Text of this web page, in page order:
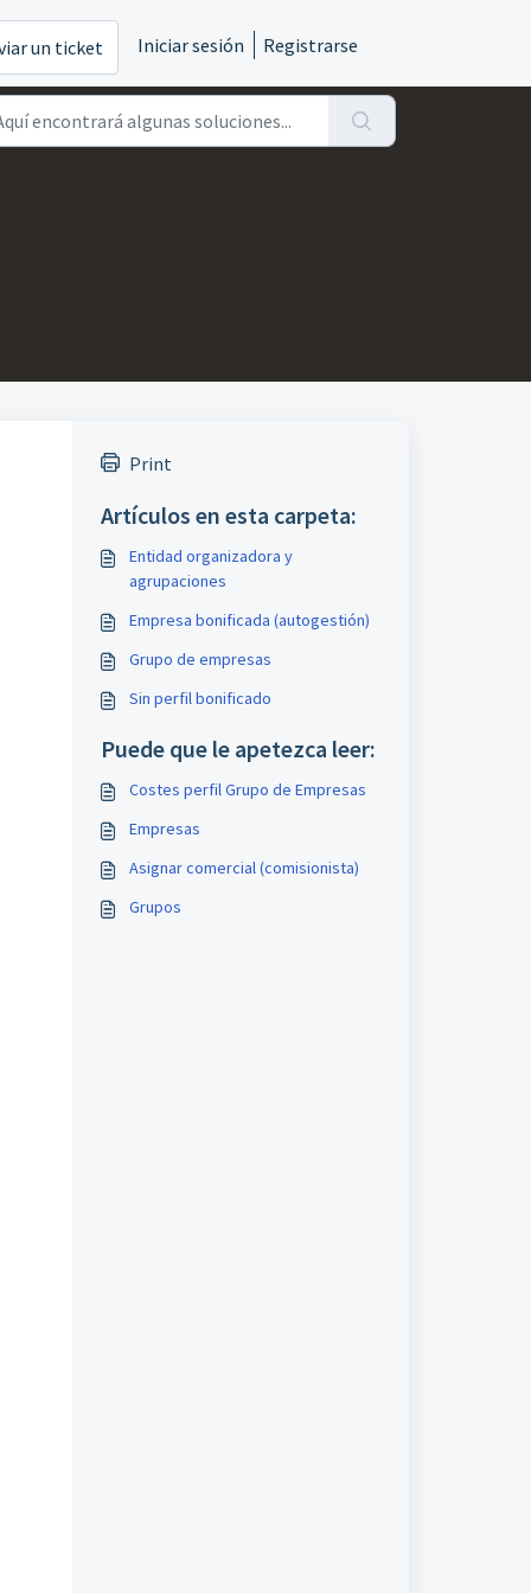
un ticket Iniciar sesión Registrarse
Print
Artículos en esta carpeta:
Entidad organizadora y
agrupaciones
Empresa bonificada (autogestión)
Grupo de empresas
Sin perfil bonificado
Puede que le apetezca leer:
Costes perfil Grupo de Empresas
Empresas
Asignar comercial (comisionista)
Grupos